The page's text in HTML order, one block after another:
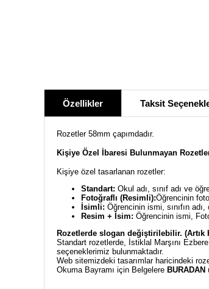
Özellikler Taksit
Rozetler 58mm çapımdadır.
Kişiye Özel İbaresi Bulunmayan
Kişiye özel tasarlanan rozetler:
Standart: Okul adı, sınıf adı ve
Fotoğraflı (Resimli):Öğrencinin
İsimli: Öğrencinin ismi, sınıfın
Resim + İsim: Öğrencinin ismi,
Rozetlerde slogan değiştirilebilir.
Standart rozetlerde, İstiklal Marşını
seçeneklerimiz bulunmaktadır.
Web sitemizdeki tasarımlar haricindeki
Okuma Bayramı için Belgelere BURADAN